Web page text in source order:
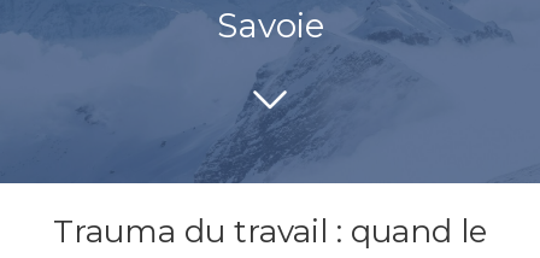
Savoie
Trauma du travail : quand le